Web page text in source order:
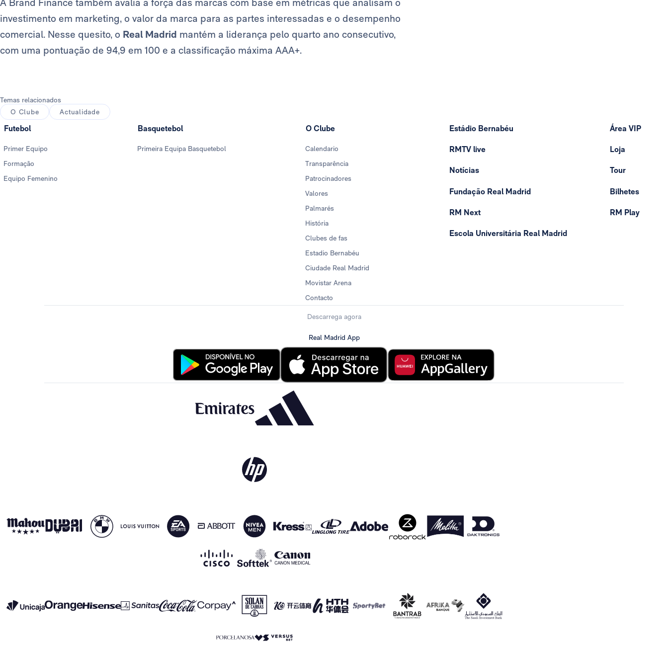
A Brand Finance também avalia a força das marcas com base em métricas que analisam o
investimento em marketing, o valor da marca para as partes interessadas e o desempenho
comercial. Nesse quesito, o Real Madrid mantém a liderança pelo quarto ano consecutivo,
com uma pontuação de 94,9 em 100 e a classificação máxima AAA+.
Temas relacionados
O Clube
Actualidade
Futebol
Primer Equipo
Formação
Equipo Femenino
Basquetebol
Primeira Equipa Basquetebol
O Clube
Calendario
Transparência
Patrocinadores
Valores
Palmarés
História
Clubes de fas
Estadio Bernabéu
Ciudade Real Madrid
Movistar Arena
Contacto
Estádio Bernabéu
RMTV live
Notícias
Fundação Real Madrid
RM Next
Escola Universitária Real Madrid
Área VIP
Loja
Tour
Bilhetes
RM Play
Descarrega agora
Real Madrid App